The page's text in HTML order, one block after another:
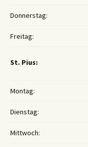
Donnerstag:
Freitag:
St. Pius:
Montag:
Dienstag:
Mittwoch: